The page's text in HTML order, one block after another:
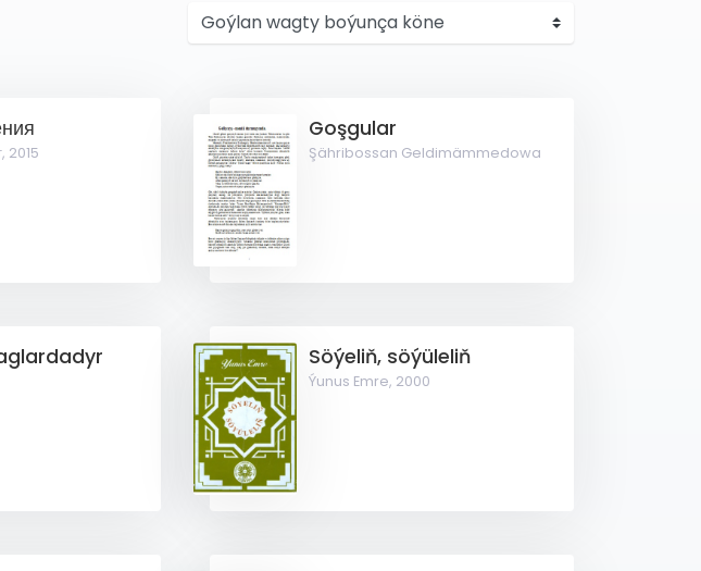
2015
Goşgular
Şähribossan Geldimämmedowa
Söýeliň, söýüleliň
Ýunus Emre, 2000